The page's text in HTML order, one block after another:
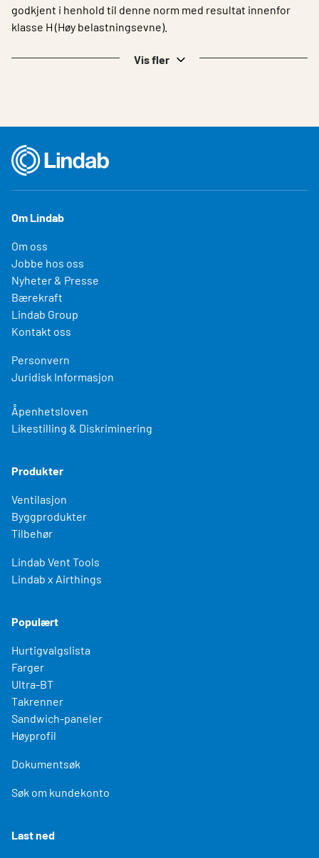
godkjent i henhold til denne norm med resultat innenfor
klasse H (Høy belastningsevne).
Vis fler
Om Lindab
Om oss
Jobbe hos oss
Nyheter & Presse
Bærekraft
Lindab Group
Kontakt oss
Personvern
Juridisk Informasjon
Åpenhetsloven
Likestilling & Diskriminering
Produkter
Ventilasjon
Byggprodukter
Tilbehør
Lindab Vent Tools
Lindab x Airthings
Populært
Hurtigvalgslista
Farger
Ultra-BT
Takrenner
Sandwich-paneler
Høyprofil
Dokumentsøk
Søk om kundekonto
Last ned